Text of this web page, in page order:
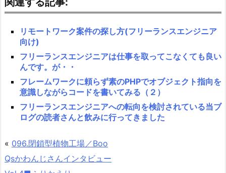
リモートワーク案件の探し方(フリーランスエンジニア
向け)
フリーランスエンジニアは仕事を取ってこなくても良い
んです。が・・
フレームワークに頼らず素のPHPでオブジェクト指向を
意識しながらコードを書いてみる（２）
フリーランスエンジニアへの転向を検討されている当ブ
ログの読者さんと飲みに行ってきました
« 096.閉鎖型植物工場／Boo
Qsかわんじさんインタビュー